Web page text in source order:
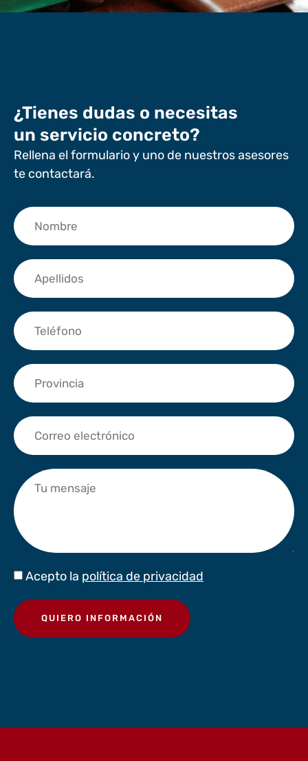
¿Tienes dudas o necesitas
un servicio concreto?
Rellena el formulario y uno de nuestros asesores
te contactará.
Acepto la política de privacidad
QUIERO INFORMACIÓN